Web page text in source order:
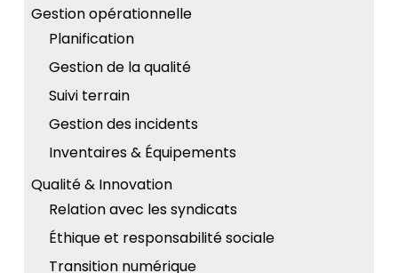
Gestion opérationnelle
Planification
Gestion de la qualité
Suivi terrain
Gestion des incidents
Inventaires & Équipements
Qualité & Innovation
Relation avec les syndicats
Éthique et responsabilité sociale
Transition numérique